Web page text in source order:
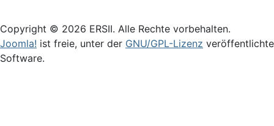
Copyright © 2026 ERSII. Alle Rechte vorbehalten.
Joomla! ist freie, unter der GNU/GPL-Lizenz veröffentlichte
Software.